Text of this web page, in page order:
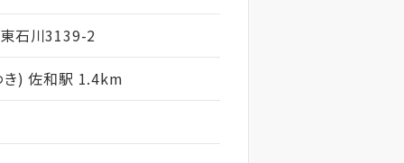
石川3139-2
) 佐和駅 1.4km